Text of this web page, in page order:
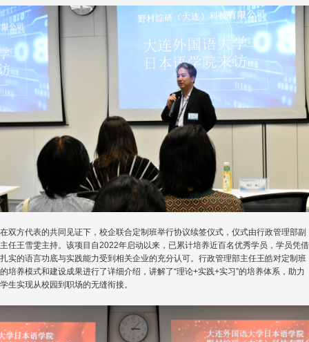
在双方代表的共同见证下，校企联合定制班举行协议续签仪式，仪式由行政管理部副
主任王雪雯主持。该项目自2022年启动以来，已累计培养近百名优秀学员，学员凭借
扎实的语言功底与实践能力受到相关企业的充分认可。行政管理部主任王皓对定制班
的培养模式和建设成果进行了详细介绍，讲解了“理论+实践+实习”的培养体系，助力
学生实现从校园到职场的无缝衔接。